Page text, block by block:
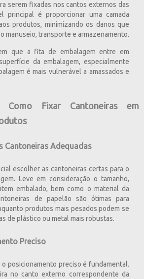
serem fixadas nos cantos externos das
principal é proporcionar uma camada
produtos, minimizando os danos que
manuseio, transporte e armazenamento.
que a fita de embalagem entre em
da embalagem, especialmente
é mais vulnerável a amassados e
Como Fixar Cantoneiras em
Cantoneiras Adequadas
escolher as cantoneiras certas para o
Leve em consideração o tamanho,
embalado, bem como o material da
de papelão são ótimas para
produtos mais pesados podem se
de plástico ou metal mais robustas.
Preciso
posicionamento preciso é fundamental.
no canto externo correspondente da